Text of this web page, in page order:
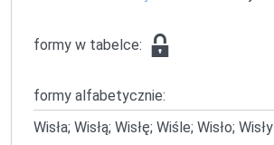
formy w tabelce:
formy alfabetycznie:
Wisła; Wisłą; Wisłę; Wiśle; Wisło; Wisły